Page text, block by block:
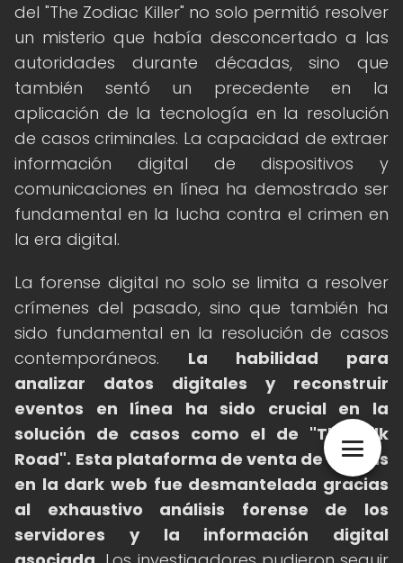
del "The Zodiac Killer" no solo permitió resolver
un misterio que había desconcertado a las
autoridades durante décadas, sino que
también sentó un precedente en la
aplicación de la tecnología en la resolución
de casos criminales. La capacidad de extraer
información digital de dispositivos y
comunicaciones en línea ha demostrado ser
fundamental en la lucha contra el crimen en
la era digital.
La forense digital no solo se limita a resolver
crímenes del pasado, sino que también ha
sido fundamental en la resolución de casos
contemporáneos. La habilidad para
analizar datos digitales y reconstruir
eventos en línea ha sido crucial en la
solución de casos como el de "The Silk
Road". Esta plataforma de venta de drogas
en la dark web fue desmantelada gracias
al exhaustivo análisis forense de los
servidores y la información digital